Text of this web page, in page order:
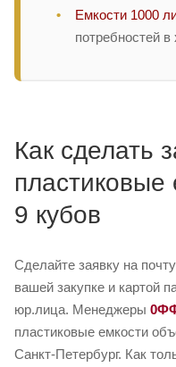
Емкости 1000
потребностей
Как сделать
9 кубов
Сделайте заявку на почту
вашей закупке и картой
юр.лица. Менеджеры
пластиковые емкости
Санкт-Петербург. Как